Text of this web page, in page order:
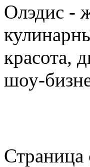
Олэдис -
красота,
шоу-
Страница